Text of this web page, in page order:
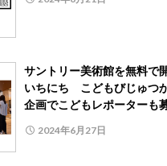
サントリー美術館を無料で
いちにち こどもびじゅつ
企画でこどもレポーターも
2024年6月27日